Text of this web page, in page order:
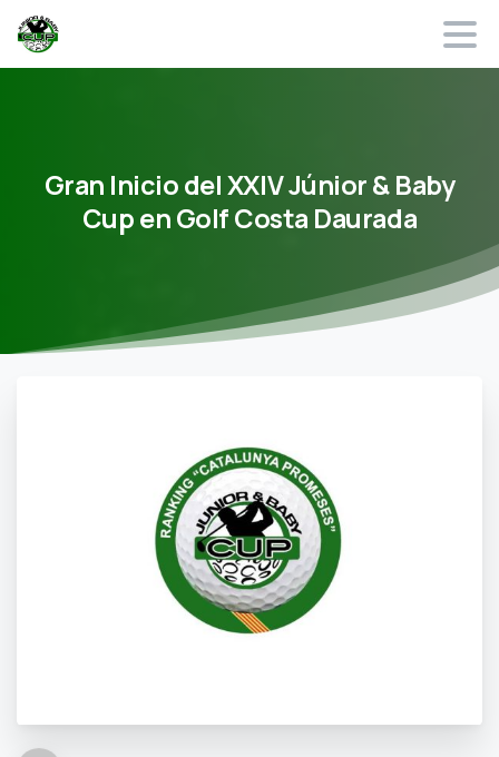
Gran IniciodelXXIVJúnior&Baby
CupenGolfCosta Daurada